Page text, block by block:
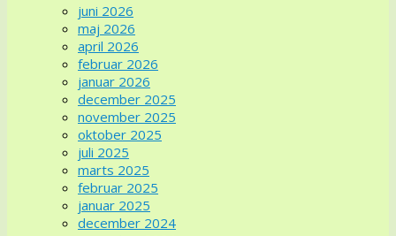
juni 2026
maj 2026
april 2026
februar 2026
januar 2026
december 2025
november 2025
oktober 2025
juli 2025
marts 2025
februar 2025
januar 2025
december 2024